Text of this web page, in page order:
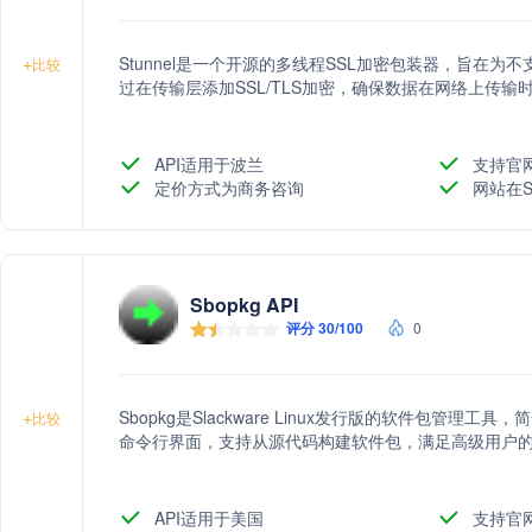
+比较
Stunnel是一个开源的多线程SSL加密包装器，旨在为
过在传输层添加SSL/TLS加密，确保数据在网络上传输
API适用于波兰
支持官
定价方式为商务咨询
网站在
+比较
Sbopkg API
评分 30/100 0
Sbopkg是Slackware Linux发行版的软件包管理工具，
命令行界面，支持从源代码构建软件包，满足高级用户
API适用于美国
支持官